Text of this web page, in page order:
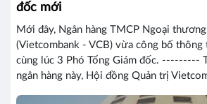
đốc mới
Mới đây, Ngân hàng TMCP Ngoại
(Vietcombank - VCB) vừa công bố
cùng lúc 3 Phó Tổng Giám đốc. ---------
ngân hàng này, Hội đồng Quản trị